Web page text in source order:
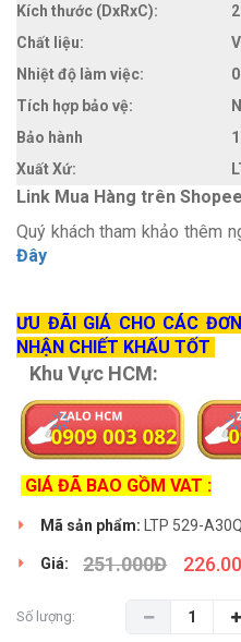
Kích thước (DxRxC):
Chất liệu:
Nhiệt độ làm việc:
Tích hợp bảo vệ:
Bảo hành
Xuất Xứ:
Link Mua Hàng trên
Quý khách tham khảo thêm
Đây
ƯU ĐÃI GIÁ CHO CÁC
NHẬN CHIẾT KHẤU TỐT
Khu Vực HCM:
GIÁ ĐÃ BAO GỒM VAT :
Mã sản phẩm: LTP 529-A30Q
Giá: 251.000Đ
Số lượng: